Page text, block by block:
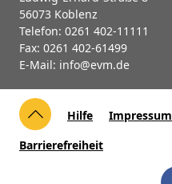
56073 Koblenz
Telefon: 0261 402-11111
Fax: 0261 402-61499
E-Mail: info@evm.de
Hilfe Impressum
Barrierefreiheit